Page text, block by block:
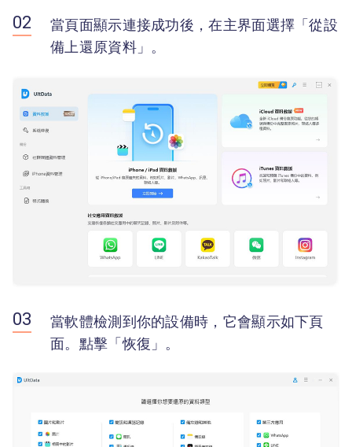
當頁面顯示連接成功後，在主界面選擇「從設
備上還原資料」。
當軟體檢測到你的設備時，它會顯示如下頁
面。點擊「恢復」。